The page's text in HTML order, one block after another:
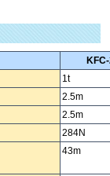
1t
2.5m
2.5m
284N
43m